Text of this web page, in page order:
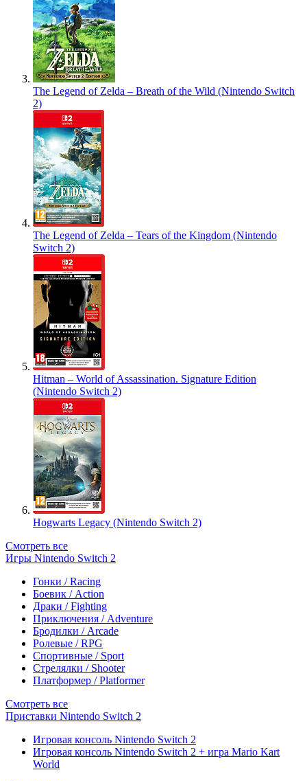
The Legend of Zelda – Breath of the Wild (Nintendo Switch
2)
The Legend of Zelda – Tears of the Kingdom (Nintendo
Switch 2)
Hitman – World of Assassination. Signature Edition
(Nintendo Switch 2)
Hogwarts Legacy (Nintendo Switch 2)
Смотреть все
Игры Nintendo Switch 2
Гонки / Racing
Боевик / Action
Драки / Fighting
Приключения / Adventure
Бродилки / Arcade
Ролевые / RPG
Спортивные / Sport
Стрелялки / Shooter
Платформер / Platformer
Смотреть все
Приставки Nintendo Switch 2
Игровая консоль Nintendo Switch 2
Игровая консоль Nintendo Switch 2 + игра Mario Kart
World